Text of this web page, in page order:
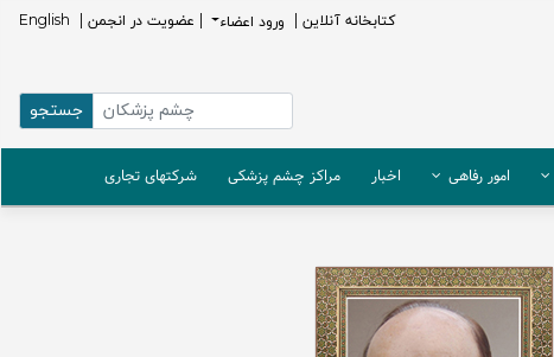
كتابخانه آنلاين | ورود اعضاء | عضویت در انجمن | English
امور رفاهی اخبار مراکز چشم پزشکی شرکتهای تجاری